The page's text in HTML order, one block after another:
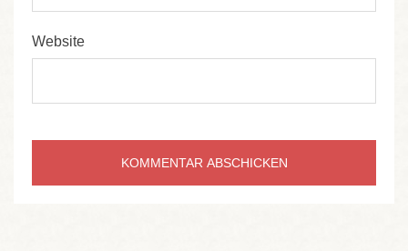
Website